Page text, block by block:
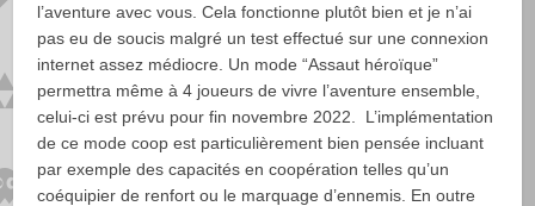
l’aventure avec vous. Cela fonctionne plutôt bien et je n’ai
pas eu de soucis malgré un test effectué sur une connexion
internet assez médiocre. Un mode “Assaut héroïque”
permettra même à 4 joueurs de vivre l’aventure ensemble,
celui-ci est prévu pour fin novembre 2022. L’implémentation
de ce mode coop est particulièrement bien pensée incluant
par exemple des capacités en coopération telles qu’un
coéquipier de renfort ou le marquage d’ennemis. En outre